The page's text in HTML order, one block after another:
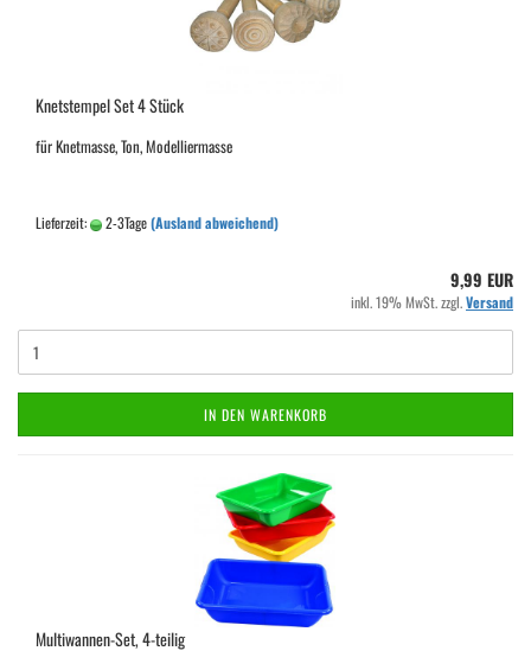
Knetstempel Set 4 Stück
für Knetmasse, Ton, Modelliermasse
Lieferzeit: 2-3Tage(Ausland abweichend)
9,99 EUR
inkl. 19% MwSt. zzgl.Versand
IN DEN WARENKORB
Multiwannen-Set, 4-teilig